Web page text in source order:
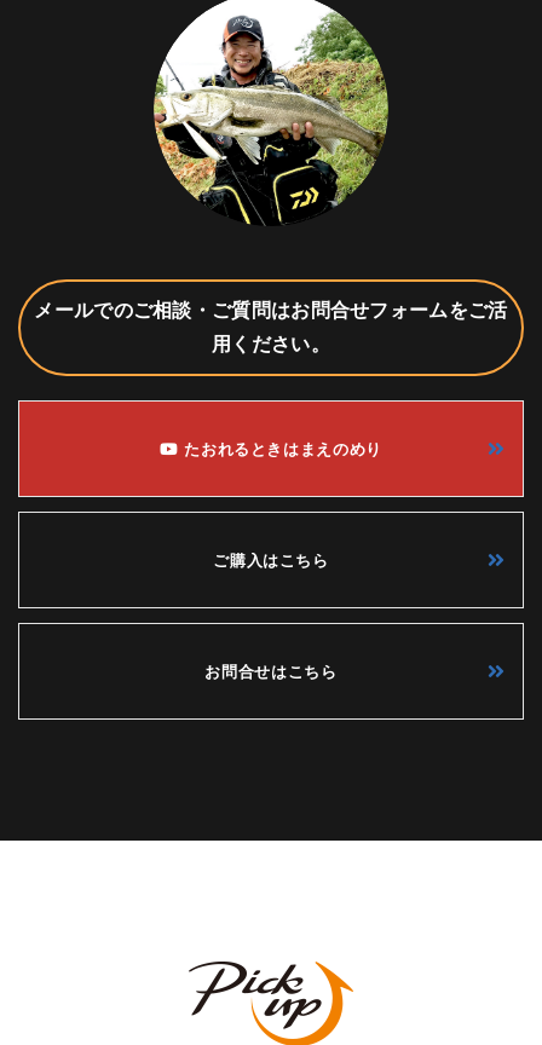
メールでのご相談・ご質問はお問合せフォームをご活
用ください。
たおれるときはまえのめり
ご購入はこちら
お問合せはこちら